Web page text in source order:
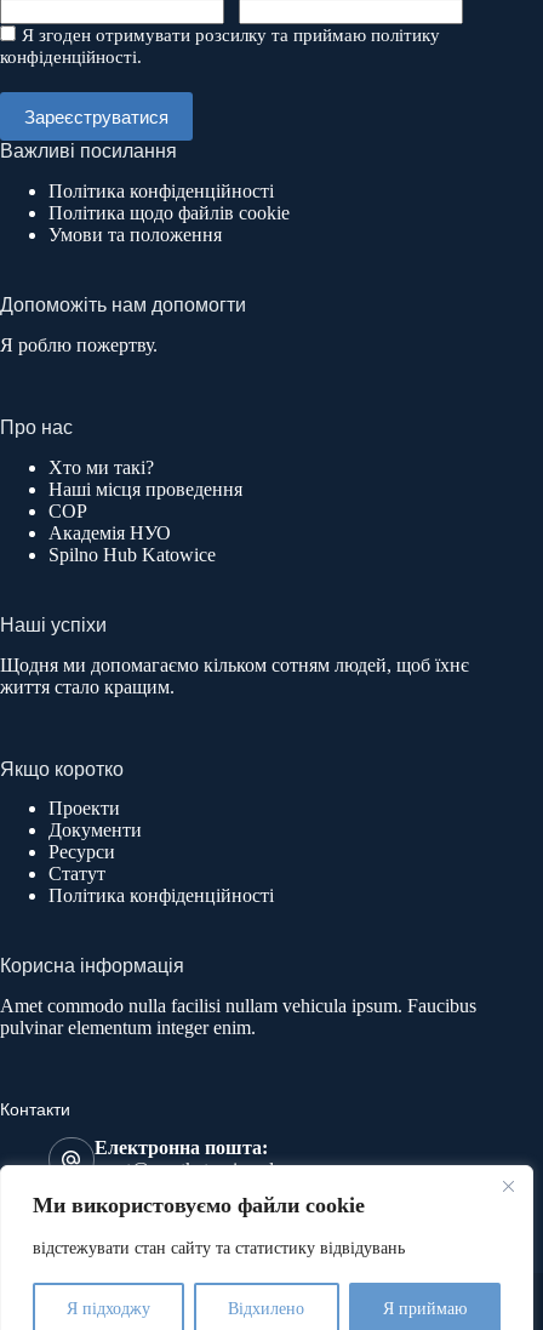
Ми використовуємо файли cookie
відстежувати стан сайту та статистику відвідувань
Я підходжу Відхилено Я приймаю
Я згоден отримувати розсилку та приймаю політику
конфіденційності.
Важливі посилання
Політика конфіденційності
Політика щодо файлів cookie
Умови та положення
Допоможіть нам допомогти
Я роблю пожертву.
Про нас
Хто ми такі?
Наші місця проведення
COP
Академія НУО
Spilno Hub Katowice
Наші успіхи
Щодня ми допомагаємо кільком сотням людей, щоб їхнє
життя стало кращим.
Якщо коротко
Проекти
Документи
Ресурси
Статут
Політика конфіденційності
Корисна інформація
Amet commodo nulla facilisi nullam vehicula ipsum. Faucibus
pulvinar elementum integer enim.
Контакти
Електронна пошта:
most@mostkatowice.pl
533 641 591
274 Wolności, 41-800 Zabrze
Copyright © 2026 | Асоціація МОСТ | Реалізація:4AD